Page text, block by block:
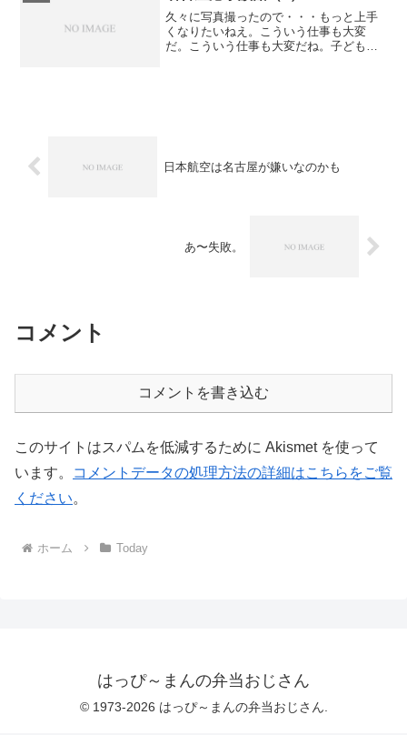
久々に写真撮ったので・・・もっと上手
くなりたいねえ。こういう仕事も大変
だ。こういう仕事も大変だね。子どもの
日本航空は名古屋が嫌いなのかも
あ〜失敗。
コメント
コメントを書き込む
このサイトはスパムを低減するために Akismet を使って
います。
コメントデータの処理方法の詳細はこちらをご覧
ください。
ホーム Today
はっぴ～まんの弁当おじさん
© 1973-2026 はっぴ～まんの弁当おじさん.